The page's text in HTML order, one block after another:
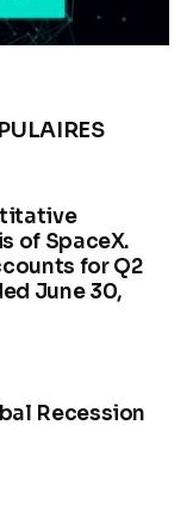
of SpaceX.
for Q2
June 30,
Recession